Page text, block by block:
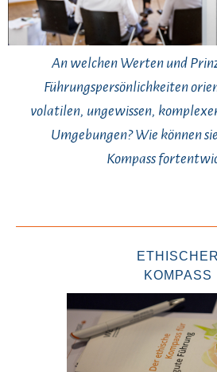
An welchen Werten und
Führungspersönlichkeiten
volatilen, ungewissen,
Umgebungen? Wie können
Kompass
ETHISCHER
KOMPASS